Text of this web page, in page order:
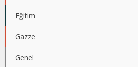
Eğitim
Gazze
Genel